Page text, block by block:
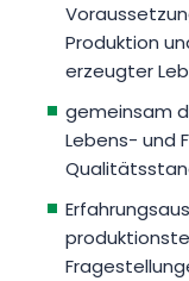
Produktion
erzeugter
gemeinsam
Lebens- und